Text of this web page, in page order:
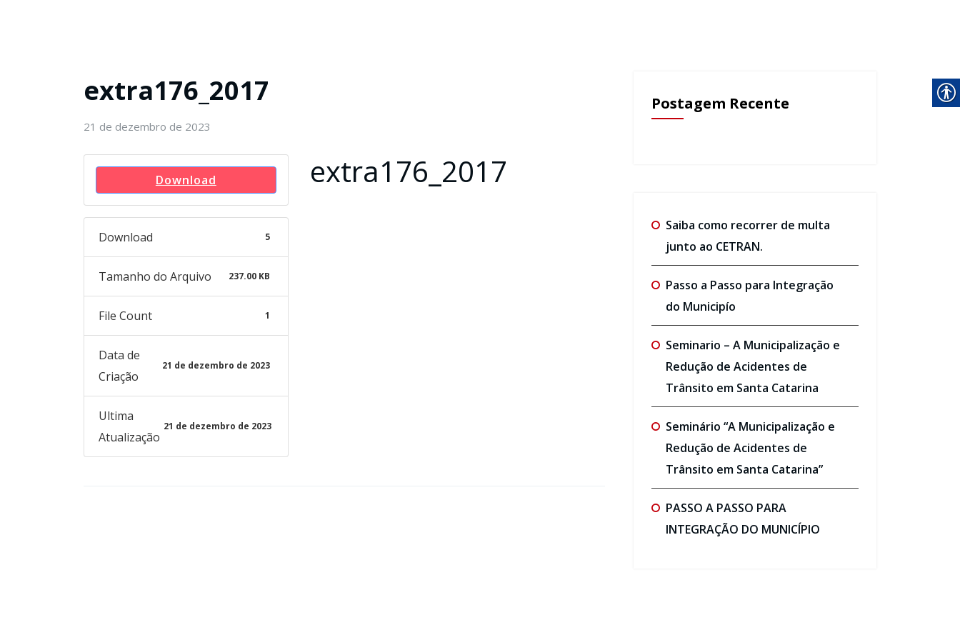
extra176_2017
21 de dezembro de 2023
Download
Download 5
Tamanho do Arquivo 237.00 KB
File Count 1
Data de
Criação
21 de dezembro de 2023
Ultima
Atualização
21 de dezembro de 2023
extra176_2017
Postagem Recente
Saiba como recorrer de multa
junto ao CETRAN.
Passo a Passo para Integração
do Municipío
Seminario – A Municipalização e
Redução de Acidentes de
Trânsito em Santa Catarina
Seminário “A Municipalização e
Redução de Acidentes de
Trânsito em Santa Catarina”
PASSO A PASSO PARA
INTEGRAÇÃO DO MUNICÍPIO